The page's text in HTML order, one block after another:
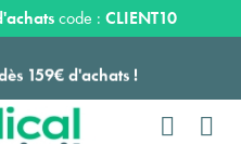
code : CLIENT10
159€ d'achats !
FRAIS à partir de 100

